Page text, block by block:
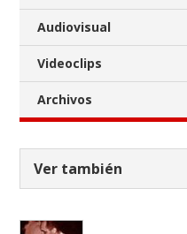
Audiovisual
Videoclips
Archivos
Ver también